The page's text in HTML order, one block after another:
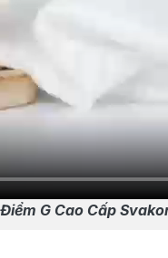
G Cao Cấp